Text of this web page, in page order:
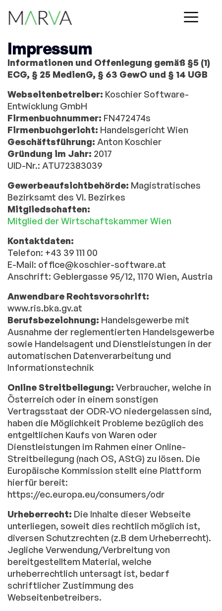
Impressum
Informationen und Offenlegung gemäß §5 (1)
ECG, § 25 MedienG, § 63 GewO und § 14 UGB
Webseitenbetreiber: Koschier Software-
Entwicklung GmbH
Firmenbuchnummer: FN472474s
Firmenbuchgericht: Handelsgericht Wien
Geschäftsführung: Anton Koschier
Gründung im Jahr: 2017
UID-Nr.: ATU72383039
Gewerbeaufsichtbehörde: Magistratisches
Bezirksamt des VI. Bezirkes
Mitgliedschaften:
Mitglied der Wirtschaftskammer Wien
Kontaktdaten:
Telefon: +43 39 111 00
E-Mail: office@koschier-software.at
Anschrift: Geblergasse 95/12, 1170 Wien, Austria
Anwendbare Rechtsvorschrift:
www.ris.bka.gv.at
Berufsbezeichnung: Handelsgewerbe mit
Ausnahme der reglementierten Handelsgewerbe
sowie Handelsagent und Dienstleistungen in der
automatischen Datenverarbeitung und
Informationstechnik
Online Streitbeilegung: Verbraucher, welche in
Österreich oder in einem sonstigen
Vertragsstaat der ODR-VO niedergelassen sind,
haben die Möglichkeit Probleme bezüglich des
entgeltlichen Kaufs von Waren oder
Dienstleistungen im Rahmen einer Online-
Streitbeilegung (nach OS, AStG) zu lösen. Die
Europäische Kommission stellt eine Plattform
hierfür bereit:
https://ec.europa.eu/consumers/odr
Urheberrecht: Die Inhalte dieser Webseite
unterliegen, soweit dies rechtlich möglich ist,
diversen Schutzrechten (z.B dem Urheberrecht).
Jegliche Verwendung/Verbreitung von
bereitgestelltem Material, welche
urheberrechtlich untersagt ist, bedarf
schriftlicher Zustimmung des
Webseitenbetreibers.